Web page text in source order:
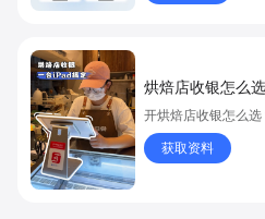
烘焙店收银怎么
开烘焙店收银怎么
获取资料